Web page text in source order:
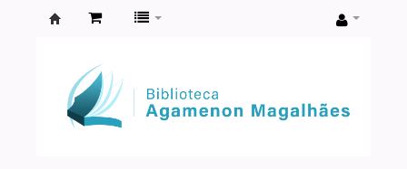
Agamenon
Magalhães